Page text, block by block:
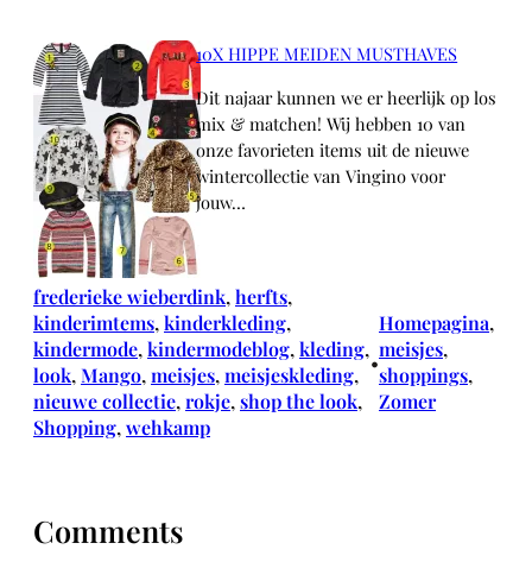
10X HIPPE MEIDEN MUSTHAVES
Dit najaar kunnen we er heerlijk op los
mix & matchen! Wij hebben 10 van
onze favorieten items uit de nieuwe
wintercollectie van Vingino voor
jouw…
frederieke wieberdink, herfts
kinderimtems, kinderkleding
kindermode, kindermodeblog, kleding
look, Mango, meisjes, meisjeskleding
nieuwe collectie, rokje, shop the look
Shopping, wehkamp
•
Homepagina
meisjes
shoppings
Zomer
Comments